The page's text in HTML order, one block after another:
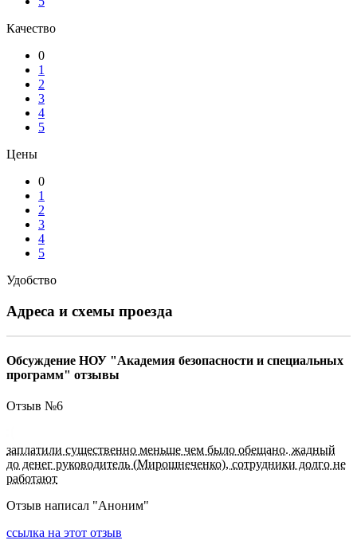
Качество
0
1
2
3
4
5
Цены
0
1
2
3
4
5
Удобство
Адреса и схемы проезда
Обсуждение НОУ "Академия безопасности и специальных
программ" отзывы
Отзыв №6
заплатили существенно меньше чем было обещано. жадный
до денег руководитель (Мирошнеченко), сотрудники долго не
работают
Отзыв написал "Аноним"
ссылка на этот отзыв